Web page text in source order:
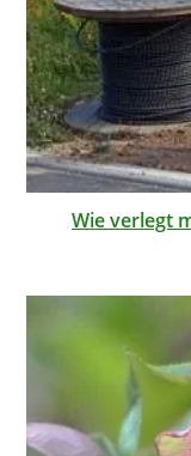
Wie verlegt